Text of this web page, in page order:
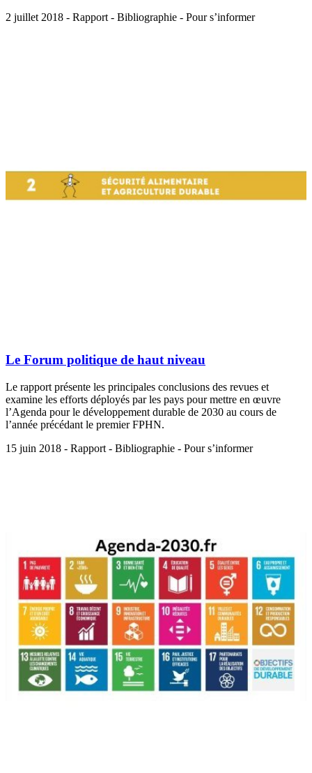
2 juillet 2018 - Rapport - Bibliographie - Pour s’informer
Le Forum politique de haut niveau
Le rapport présente les principales conclusions des revues et
examine les efforts déployés par les pays pour mettre en œuvre
l’Agenda pour le développement durable de 2030 au cours de
l’année précédant le premier FPHN.
15 juin 2018 - Rapport - Bibliographie - Pour s’informer